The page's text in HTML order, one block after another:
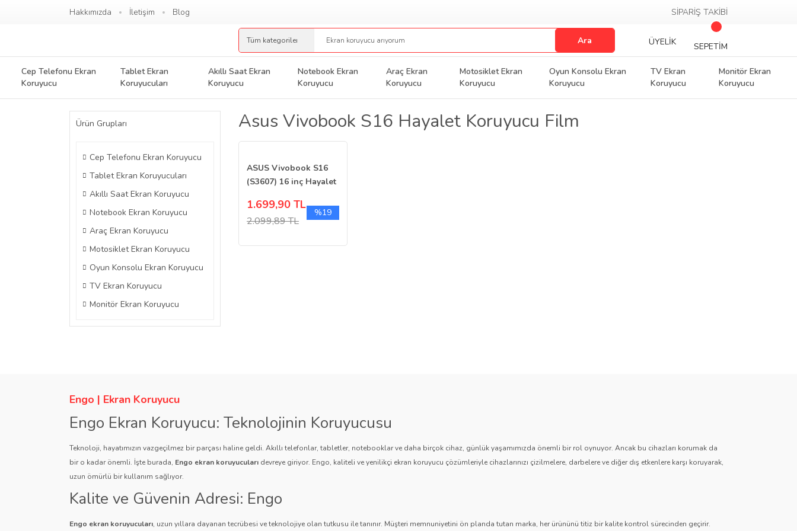
Hakkımızda İletişim Blog SİPARİŞ TAKİBİ
Ara ÜYELİK SEPETİM
Cep Telefonu Ekran
Koruyucu
Tablet Ekran
Koruyucuları
Akıllı Saat Ekran
Koruyucu
Notebook Ekran
Koruyucu
Araç Ekran
Koruyucu
Motosiklet Ekran
Koruyucu
Oyun Konsolu Ekran
Koruyucu
TV Ekran
Koruyucu
Monitör Ekran
Koruyucu
Ürün Grupları
Cep Telefonu Ekran Koruyucu
Tablet Ekran Koruyucuları
Akıllı Saat Ekran Koruyucu
Notebook Ekran Koruyucu
Araç Ekran Koruyucu
Motosiklet Ekran Koruyucu
Oyun Konsolu Ekran Koruyucu
TV Ekran Koruyucu
Monitör Ekran Koruyucu
Asus Vivobook S16 Hayalet Koruyucu Film
ASUS Vivobook S16
(S3607) 16 inç Hayalet
1.699,90 TL
2.099,89 TL
%19
Engo | Ekran Koruyucu
Engo Ekran Koruyucu: Teknolojinin Koruyucusu
Teknoloji, hayatımızın vazgeçilmez bir parçası haline geldi. Akıllı telefonlar, tabletler, notebooklar ve daha birçok cihaz, günlük yaşamımızda önemli bir rol oynuyor. Ancak bu cihazları korumak da
bir o kadar önemli. İşte burada, Engo ekran koruyucuları devreye giriyor. Engo, kaliteli ve yenilikçi ekran koruyucu çözümleriyle cihazlarınızı çizilmelere, darbelere ve diğer dış etkenlere karşı koruyarak,
uzun ömürlü bir kullanım sağlıyor.
Kalite ve Güvenin Adresi: Engo
Engo ekran koruyucuları, uzun yıllara dayanan tecrübesi ve teknolojiye olan tutkusu ile tanınır. Müşteri memnuniyetini ön planda tutan marka, her ürününü titiz bir kalite kontrol sürecinden geçirir.